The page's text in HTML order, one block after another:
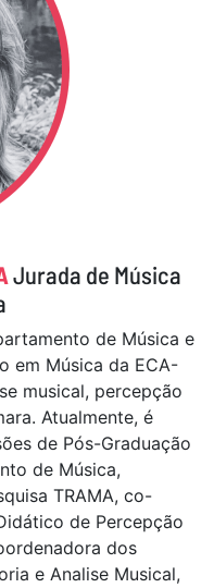
Jurada de Música
de Música e
em Música da ECA-
musical, percepção
Atualmente, é
de Pós-Graduação
de Música,
TRAMA, co-
de Percepção
dos
e Analise Musical,